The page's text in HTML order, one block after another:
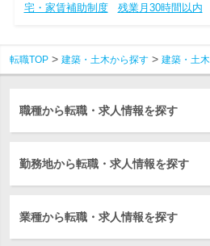
宅・家賃補助制度
残業月30時間以内
転職TOP 建築・土木から探す 建築・土木
職種から転職・求人情報を探す
勤務地から転職・求人情報を探す
業種から転職・求人情報を探す